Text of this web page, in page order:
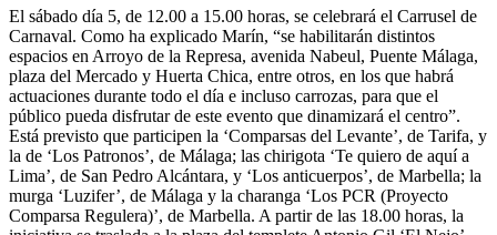
El sábado día 5, de 12.00 a 15.00 horas, se celebrará el Carrusel de
Carnaval. Como ha explicado Marín, “se habilitarán distintos
espacios en Arroyo de la Represa, avenida Nabeul, Puente Málaga,
plaza del Mercado y Huerta Chica, entre otros, en los que habrá
actuaciones durante todo el día e incluso carrozas, para que el
público pueda disfrutar de este evento que dinamizará el centro”.
Está previsto que participen la ‘Comparsas del Levante’, de Tarifa, y
la de ‘Los Patronos’, de Málaga; las chirigota ‘Te quiero de aquí a
Lima’, de San Pedro Alcántara, y ‘Los anticuerpos’, de Marbella; la
murga ‘Luzifer’, de Málaga y la charanga ‘Los PCR (Proyecto
Comparsa Regulera)’, de Marbella. A partir de las 18.00 horas, la